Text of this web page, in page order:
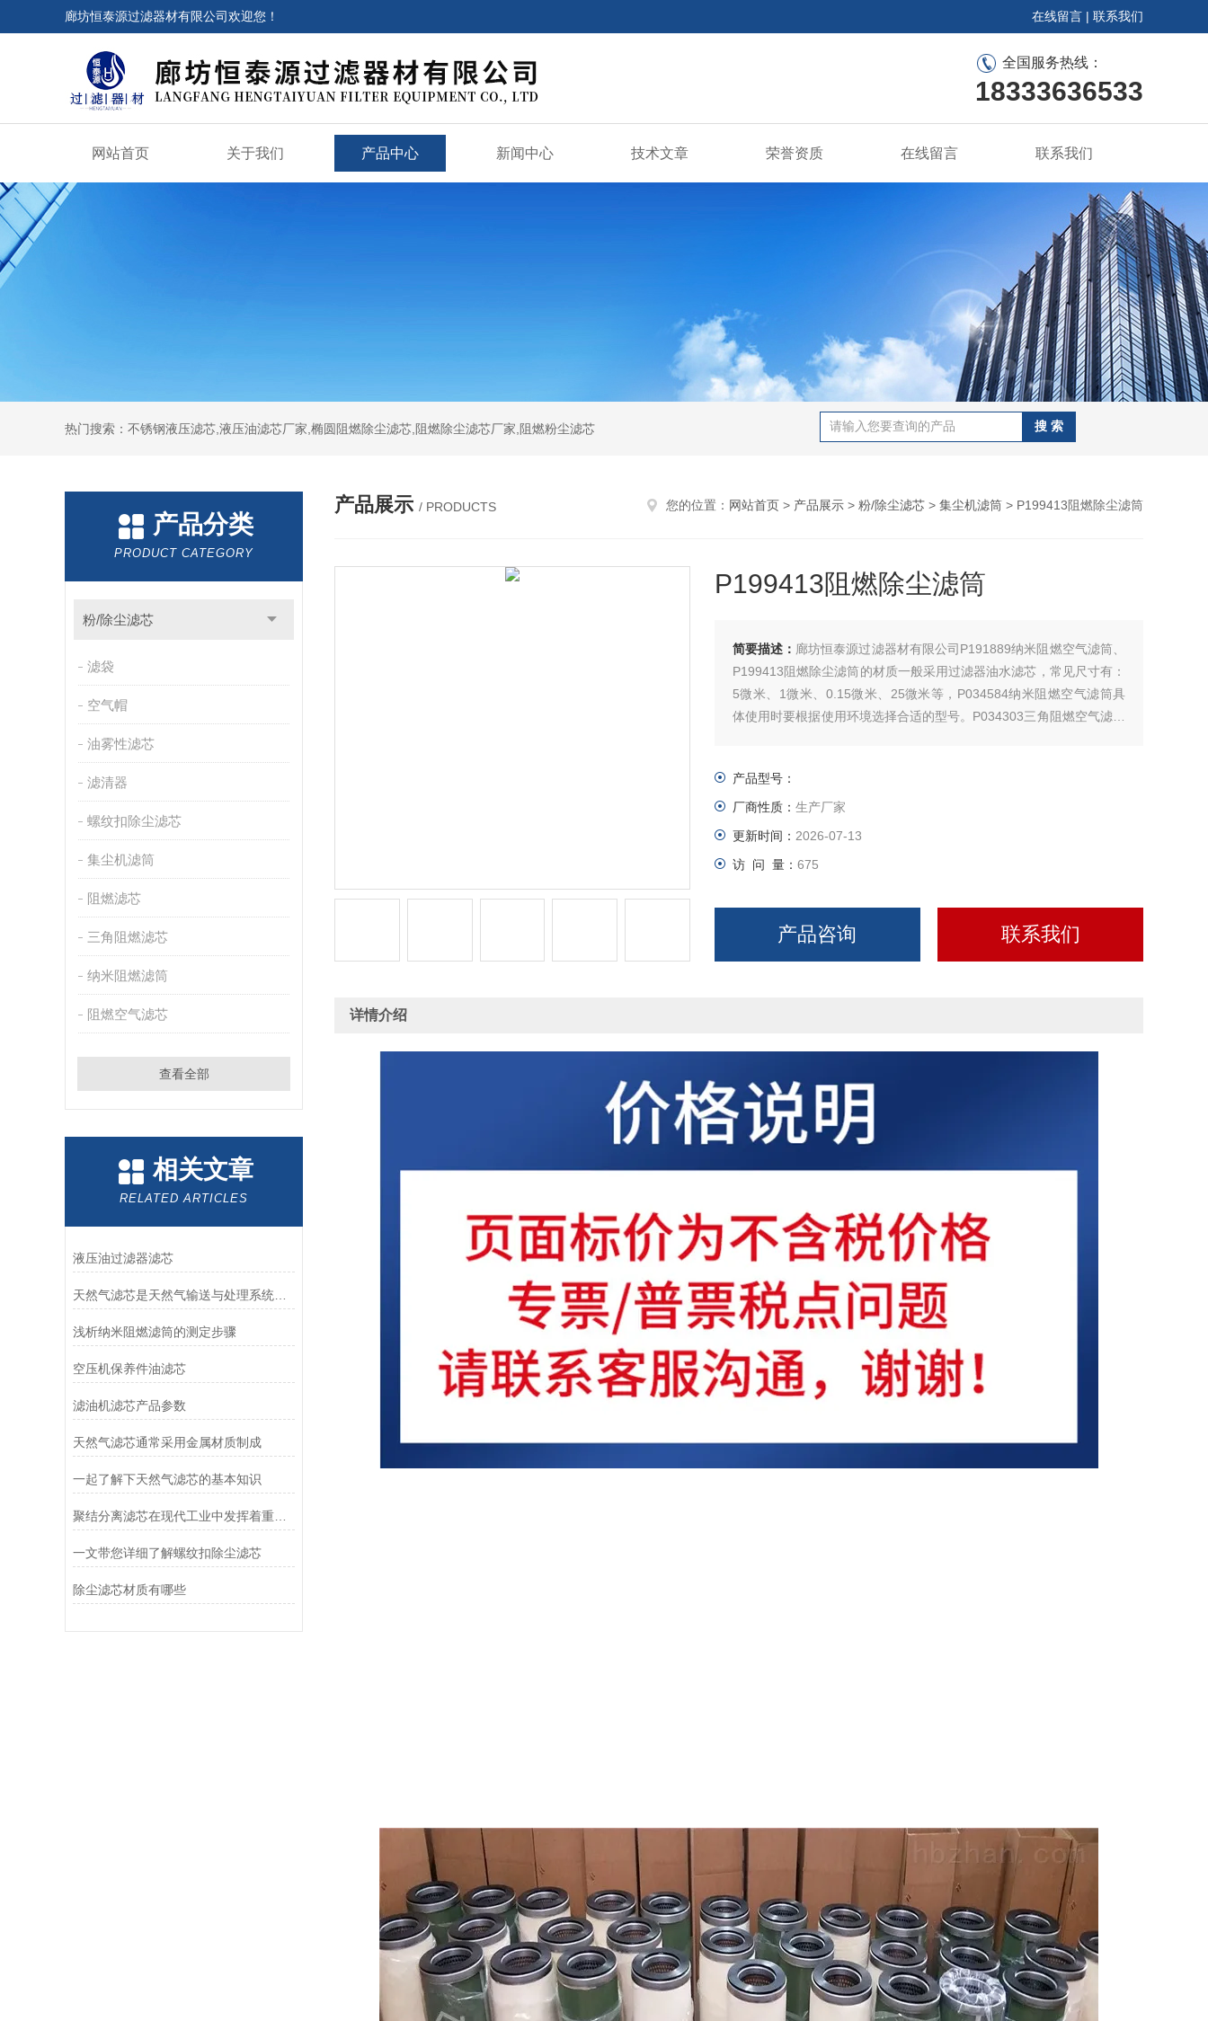
廊坊恒泰源过滤器材有限公司欢迎您！ 在线留言 | 联系我们
全国服务热线：
18333636533
网站首页 关于我们 产品中心 新闻中心 技术文章 荣誉资质 在线留言 联系我们
热门搜索：不锈钢液压滤芯,液压油滤芯厂家,椭圆阻燃除尘滤芯,阻燃除尘滤芯厂家,阻燃粉尘滤芯
产品分类
PRODUCT CATEGORY
粉/除尘滤芯
滤袋
空气帽
油雾性滤芯
滤清器
螺纹扣除尘滤芯
集尘机滤筒
阻燃滤芯
三角阻燃滤芯
纳米阻燃滤筒
阻燃空气滤芯
查看全部
相关文章
RELATED ARTICLES
液压油过滤器滤芯
天然气滤芯是天然气输送与处理系统中的关键组件
浅析纳米阻燃滤筒的测定步骤
空压机保养件油滤芯
滤油机滤芯产品参数
天然气滤芯通常采用金属材质制成
一起了解下天然气滤芯的基本知识
聚结分离滤芯在现代工业中发挥着重要作用
一文带您详细了解螺纹扣除尘滤芯
除尘滤芯材质有哪些
产品展示 / PRODUCTS 您的位置： 网站首页 > 产品展示 > 粉/除尘滤芯 > 集尘机滤筒 > P199413阻燃除尘滤筒
P199413阻燃除尘滤筒
简要描述： 廊坊恒泰源过滤器材有限公司P191889纳米阻燃空气滤筒、
P199413阻燃除尘滤筒的材质一般采用过滤器油水滤芯，常见尺寸有：
5微米、1微米、0.15微米、25微米等，P034584纳米阻燃空气滤筒具
体使用时要根据使用环境选择合适的型号。P034303三角阻燃空气滤筒
产品型号：
厂商性质： 生产厂家
更新时间： 2026-07-13
访 问 量： 675
产品咨询 联系我们
详情介绍